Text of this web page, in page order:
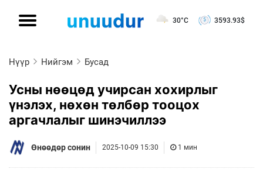
30°C 3593.93$
Нүүр Нийгэм Бусад
Усны нөөцөд учирсан хохирлыг
үнэлэх, нөхөн төлбөр тооцох
аргачлалыг шинэчиллээ
Өнөөдөр сонин 2025-10-09 15:30 1 мин